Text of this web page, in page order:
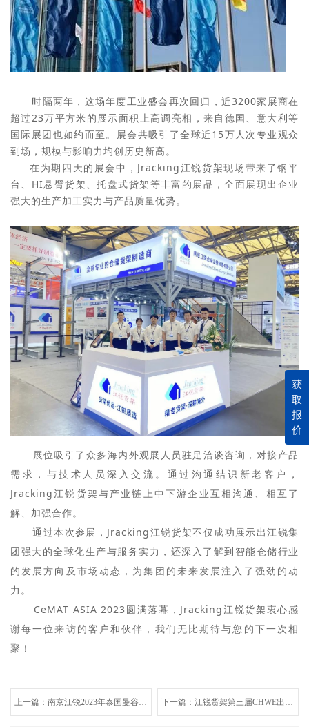
时隔两年，这场年度工业盛会再次回归，近3200家展商在
超过23万平方米的展示面积上高调亮相，来自德国、意大利等
国际展团也如约而至。展会共吸引了全球近15万人次专业观众
到场，规模与影响力均创历史新高。
在为期四天的展会中，Jracking江锐货架现场带来了钢平
台、HI悬臂货架、托盘式货架等丰富的展品，全面展现出企业
强大的生产加工实力与产品质量优势。
展位吸引了众多海内外观展人员驻足洽谈咨询，对接产品
需求，与技术人员深入交流。通过沟通结识新老客户，
Jracking江锐货架与产业链上中下游企业互相沟通、相互了
解、加强合作。
通过本次参展，Jracking江锐货架不仅成功展示出江锐集
团强大的全球化生产与服务实力，还深入了解到智能仓储行业
的发展方向及市场动态，为集团的未来发展注入了强劲的动
力。
CeMAT ASIA 2023圆满落幕，Jracking江锐货架衷心感
谢每一位来访的客户和伙伴，我们无比期待与您的下一次相
聚！
上一篇：南京江锐2023年泰国曼谷国
际物流展（TILOG - LOGISTIX）精
下一篇：江锐货架第三届CHWE出海
网全球跨境电商展精彩回顾
获
取
报
价